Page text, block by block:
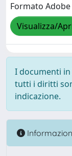
Formato Adobe
Visualizza/
I documenti
tutti i diritti
indicazione.